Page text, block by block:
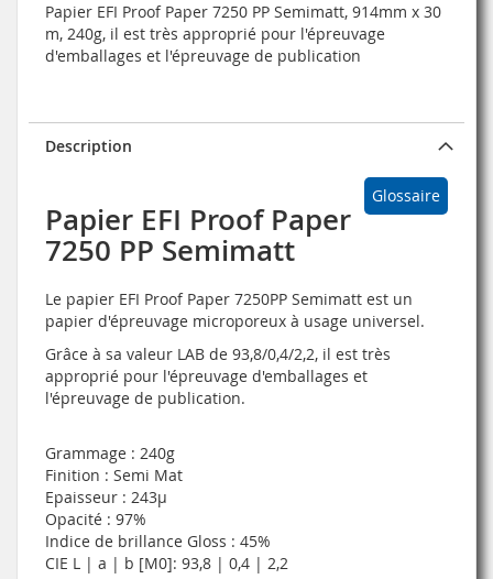
Papier EFI Proof Paper 7250 PP Semimatt, 914mm x 30
m, 240g, il est très approprié pour l'épreuvage
d'emballages et l'épreuvage de publication
Description
Glossaire
Papier EFI Proof Paper
7250 PP Semimatt
Le papier EFI Proof Paper 7250PP Semimatt est un
papier d'épreuvage microporeux à usage universel.
Grâce à sa valeur LAB de 93,8/0,4/2,2, il est très
approprié pour l'épreuvage d'emballages et
l'épreuvage de publication.
Grammage : 240g
Finition : Semi Mat
Epaisseur : 243µ
Opacité : 97%
Indice de brillance Gloss : 45%
CIE L | a | b [M0]: 93,8 | 0,4 | 2,2